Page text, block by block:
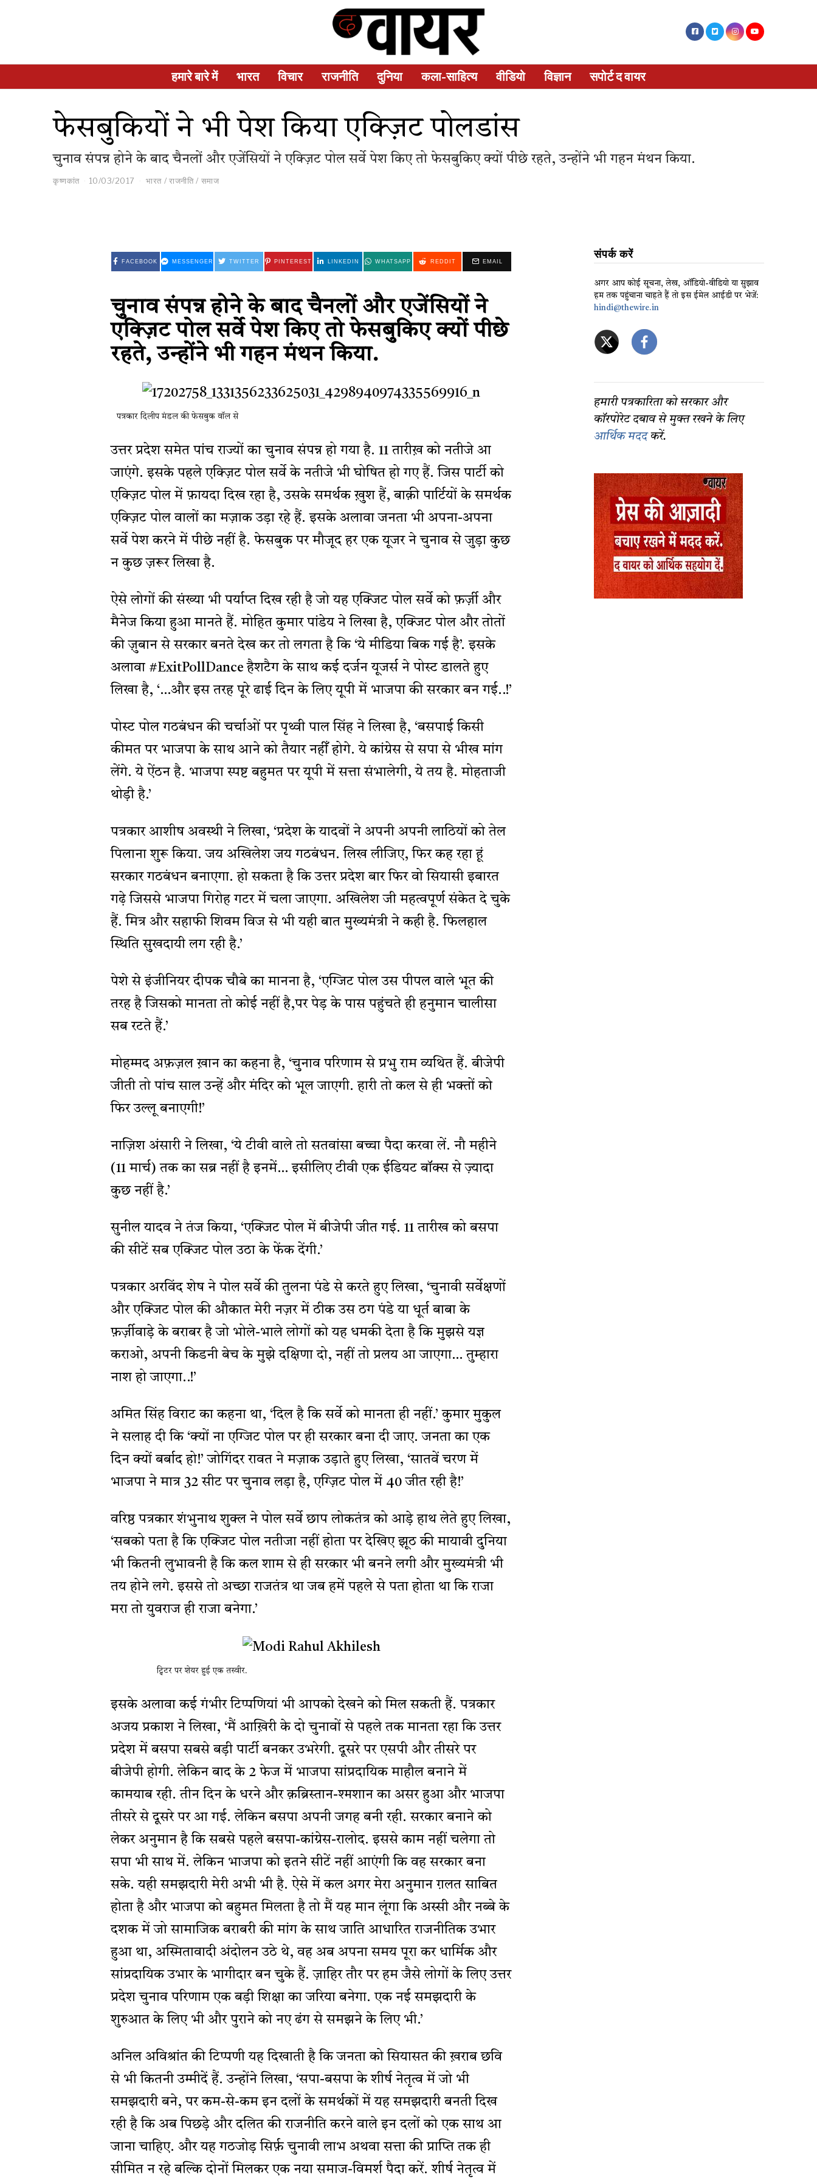
हमारे बारे में भारत विचार राजनीति दुनिया कला-साहित्य वीडियो विज्ञान सपोर्ट द वायर
फेसबुकियों ने भी पेश किया एक्ज़िट पोलडांस
चुनाव संपन्न होने के बाद चैनलों और एजेंसियों ने एक्ज़िट पोल सर्वे पेश किए तो फेस​बुकिए क्यों पीछे रहते, उन्होंने भी गहन मंथन किया.
कृष्णकांत 10/03/2017 भारत / राजनीति / समाज
FACEBOOK MESSENGER TWITTER PINTEREST LINKEDIN WHATSAPP REDDIT EMAIL
चुनाव संपन्न होने के बाद चैनलों और एजेंसियों ने
एक्ज़िट पोल सर्वे पेश किए तो फेसबुकिए क्यों पीछे
रहते, उन्होंने भी गहन मंथन किया.
पत्रकार दिलीप मंडल की फेसबुक वॉल से
उत्तर प्रदेश समेत पांच राज्यों का चुनाव संपन्न हो गया है. 11 तारीख़ को नतीजे आ
जाएंगे. इसके पहले एक्ज़िट पोल सर्वे के नतीजे भी घोषित हो गए हैं. जिस पार्टी को
एक्ज़िट पोल में फ़ायदा दिख रहा है, उसके समर्थक ख़ुश हैं, बाक़ी पार्टियों के समर्थक
एक्ज़िट पोल वालों का मज़ाक उड़ा रहे हैं. इसके अलावा जनता भी अपना-अपना
सर्वे पेश करने में पीछे नहीं है. फेसबुक पर मौजूद हर एक यूजर ने चुनाव से जुड़ा कुछ
न कुछ ज़रूर लिखा है.
ऐसे लोगों की संख्या भी पर्याप्त दिख रही है जो यह एक्जिट पोल सर्वे को फ़र्ज़ी और
मैनेज किया हुआ मानते हैं. मोहित कुमार पांडेय ने लिखा है, एक्जिट पोल और तोतों
की ज़ुबान से सरकार बनते देख कर तो लगता है कि ‘ये मीडिया बिक गई है’. इसके
अलावा #ExitPollDance हैशटैग के साथ कई दर्जन यूजर्स ने पोस्ट डालते हुए
लिखा है, ‘…और इस तरह पूरे ढाई दिन के लिए यूपी में भाजपा की सरकार बन गई..!’
पोस्ट पोल गठबंधन की चर्चाओं पर पृथ्वी पाल सिंह ने लिखा है, ‘बसपाई किसी
कीमत पर भाजपा के साथ आने को तैयार नहीँ होगे. ये कांग्रेस से सपा से भीख मांग
लेंगे. ये ऐंठन है. भाजपा स्पष्ट बहुमत पर यूपी में सत्ता संभालेगी, ये तय है. मोहताजी
थोड़ी है.’
पत्रकार आशीष अवस्थी ने लिखा, ‘प्रदेश के यादवों ने अपनी अपनी लाठियों को तेल
पिलाना शुरू किया. जय अखिलेश जय गठबंधन. लिख लीजिए, फिर कह रहा हूं
सरकार गठबंधन बनाएगा. हो सकता है कि उत्तर प्रदेश बार फिर वो सियासी इबारत
गढ़े जिससे भाजपा गिरोह गटर में चला जाएगा. अखिलेश जी महत्वपूर्ण संकेत दे चुके
हैं. मित्र और सहाफी शिवम विज से भी यही बात मुख्यमंत्री ने कही है. फिलहाल
स्थिति सुखदायी लग रही है.’
पेशे से इंजीनियर दीपक चौबे का मानना है, ‘एग्जिट पोल उस पीपल वाले भूत की
तरह है जिसको मानता तो कोई नहीं है,पर पेड़ के पास पहुंचते ही हनुमान चालीसा
सब रटते हैं.’
मोहम्मद अफ़ज़ल ख़ान का कहना है, ‘चुनाव परिणाम से प्रभु राम व्यथित हैं. बीजेपी
जीती तो पांच साल उन्हें और मंदिर को भूल जाएगी. हारी तो कल से ही भक्तों को
फिर उल्लू बनाएगी!’
नाज़िश अंसारी ने लिखा, ‘ये टीवी वाले तो सतवांसा बच्चा पैदा करवा लें. नौ महीने
(11 मार्च) तक का सब्र नहीं है इनमें… इसीलिए टीवी एक ईडियट बॉक्स से ज़्यादा
कुछ नहीं है.’
सुनील यादव ने तंज किया, ‘एक्जिट पोल में बीजेपी जीत गई. 11 तारीख को बसपा
की सीटें सब एक्जिट पोल उठा के फेंक देंगी.’
पत्रकार अरविंद शेष ने पोल सर्वे की तुलना पंडे से करते हुए लिखा, ‘चुनावी सर्वेक्षणों
और एक्जिट पोल की औकात मेरी नज़र में ठीक उस ठग पंडे या धूर्त बाबा के
फ़र्ज़ीवाड़े के बराबर है जो भोले-भाले लोगों को यह धमकी देता है कि मुझसे यज्ञ
कराओ, अपनी किडनी बेच के मुझे दक्षिणा दो, नहीं तो प्रलय आ जाएगा… तुम्हारा
नाश हो जाएगा..!’
अमित सिंह विराट का कहना था, ‘दिल है कि सर्वे को मानता ही नहीं.’ कुमार मुकुल
ने सलाह दी कि ‘क्यों ना एग्जिट पोल पर ही सरकार बना दी जाए. जनता का एक
दिन क्यों बर्बाद हो!’ जोगिंदर रावत ने मज़ाक उड़ाते हुए लिखा, ‘सातवें चरण में
भाजपा ने मात्र 32 सीट पर चुनाव लड़ा है, एग्ज़िट पोल में 40 जीत रही है!’
वरिष्ठ पत्रकार शंभुनाथ शुक्ल ने पोल सर्वे छाप लोकतंत्र को आड़े हाथ लेते हुए लिखा,
‘सबको पता है कि एक्जिट पोल नतीजा नहीं होता पर देखिए झूठ की मायावी दुनिया
भी कितनी लुभावनी है कि कल शाम से ही सरकार भी बनने लगी और मुख्यमंत्री भी
तय होने लगे. इससे तो अच्छा राजतंत्र था जब हमें पहले से पता होता था कि राजा
मरा तो युवराज ही राजा बनेगा.’
ट्विटर पर शेयर हुई एक तस्वीर.
इसके अलावा कई गंभीर टिप्पणियां भी आपको देखने को मिल सकती हैं. पत्रकार
अजय प्रकाश ने लिखा, ‘मैं आख़िरी के दो चुनावों से पहले तक मानता रहा कि उत्तर
प्रदेश में बसपा सबसे बड़ी पार्टी बनकर उभरेगी. दूसरे पर एसपी और तीसरे पर
बीजेपी होगी. लेकिन बाद के 2 फेज में भाजपा सांप्रदायिक माहौल बनाने में
कामयाब रही. तीन दिन के धरने और क़ब्रिस्तान-श्मशान का असर हुआ और भाजपा
तीसरे से दूसरे पर आ गई. लेकिन बसपा अपनी जगह बनी रही. सरकार बनाने को
लेकर अनुमान है कि सबसे पहले बसपा-कांग्रेस-रालोद. इससे काम नहीं चलेगा तो
सपा भी साथ में. लेकिन भाजपा को इतने सीटें नहीं आएंगी कि वह सरकार बना
सके. यही समझदारी मेरी अभी भी है. ऐसे में कल अगर मेरा अनुमान ग़लत साबित
होता है और भाजपा को बहुमत मिलता है तो मैं यह मान लूंगा कि अस्सी और नब्बे के
दशक में जो सामाजिक बराबरी की मांग के साथ जाति आधारित राजनीतिक उभार
हुआ था, अस्मितावादी अंदोलन उठे थे, वह अब अपना समय पूरा कर धार्मिक और
सांप्रदायिक उभार के भागीदार बन चुके हैं. ज़ाहिर तौर पर हम जैसे लोगों के लिए उत्तर
प्रदेश चुनाव परिणाम एक बड़ी शिक्षा का जरिया बनेगा. एक नई समझदारी के
शुरुआत के लिए भी और पुराने को नए ढंग से समझने के लिए भी.’
अनिल अविश्रांत की टिप्पणी यह दिखाती है कि जनता को सियासत की ख़राब छवि
से भी कितनी उम्मीदें हैं. उन्होंने लिखा, ‘सपा-बसपा के शीर्ष नेतृत्व में जो भी
समझदारी बने, पर कम-से-कम इन दलों के समर्थकों में यह समझदारी बनती दिख
रही है कि अब पिछड़े और दलित की राजनीति करने वाले इन दलों को एक साथ आ
जाना चाहिए. और यह गठजोड़ सिर्फ़ चुनावी लाभ अथवा सत्ता की प्राप्ति तक ही
सीमित न रहे बल्कि दोनों मिलकर एक नया समाज-विमर्श पैदा करें. शीर्ष नेतृत्व में
संपर्क करें
अगर आप कोई सूचना, लेख, ऑडियो-वीडियो या सुझाव
हम तक पहुंचाना चाहते हैं तो इस ईमेल आईडी पर भेजें:
hindi@thewire.in
हमारी पत्रकारिता को सरकार और
कॉरपोरेट दबाव से मुक्त रखने के लिए
आर्थिक मददकरें.